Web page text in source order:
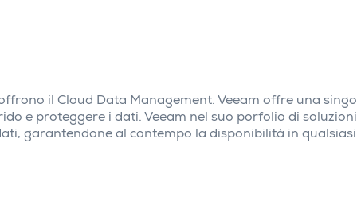
il Cloud Data Management. Veeam offre una
e proteggere i dati. Veeam nel suo porfolio di
garantendone al contempo la disponibilità in